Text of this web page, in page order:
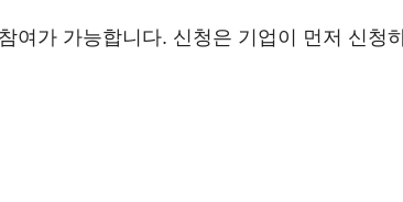
여가 가능합니다. 신청은 기업이 먼저 신청